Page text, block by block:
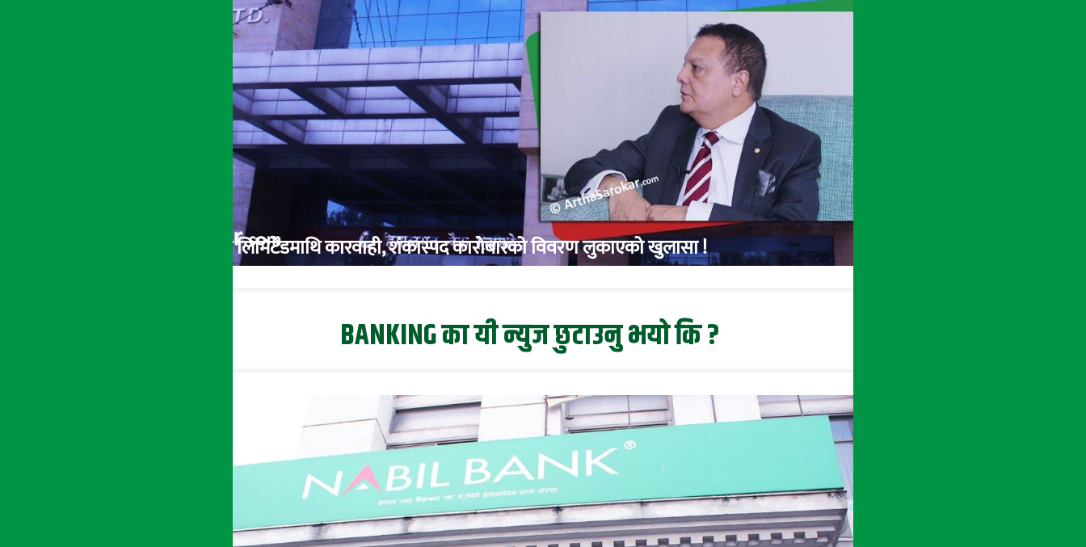
नेपाल राष्ट्र बैंकद्वारा हिमालयन बैंक लिमिटेडमाथि कारवाही, शंकास्पद कारोबारको विवरण लुकाएको खुलासा !
BANKING का यी न्युज छुटाउनु भयो कि ?